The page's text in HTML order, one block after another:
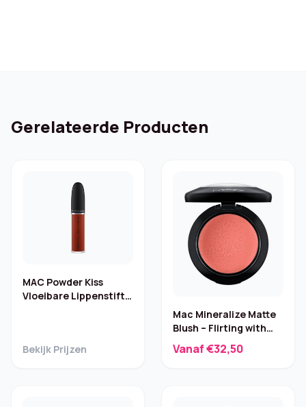
Gerelateerde Producten
MAC Powder Kiss
Vloeibare Lippenstift –
Bekijk Prijzen
Mac Mineralize Matte
Blush – Flirting with
Vanaf €32,50